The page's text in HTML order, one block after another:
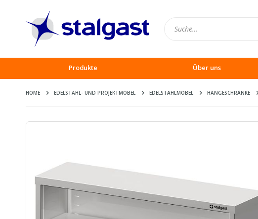
Produkte Über uns
HOME EDELSTAHL- UND PROJEKTMÖBEL EDELSTAHLMÖBEL HÄNGESCHRÄNKE
Zum